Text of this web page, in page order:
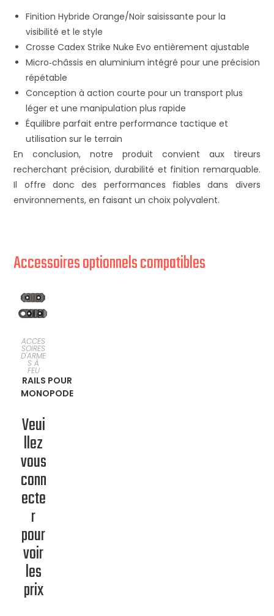
Finition Hybride Orange/Noir saisissante pour la
visibilité et le style
Crosse Cadex Strike Nuke Evo entièrement ajustable
Micro‑châssis en aluminium intégré pour une précision
répétable
Conception à action courte pour un transport plus
léger et une manipulation plus rapide
Équilibre parfait entre performance tactique et
utilisation sur le terrain
En conclusion, notre produit convient aux tireurs
recherchant précision, durabilité et finition remarquable.
Il offre donc des performances fiables dans divers
environnements, en faisant un choix polyvalent.
Accessoires optionnels compatibles
SÉLECTI
ONNER
UNE
ACCES
SOIRES
D'ARME
S À
FEU
RAILS POUR
MONOPODE
Veui
llez
vous
conn
ecte
r
pour
voir
les
prix